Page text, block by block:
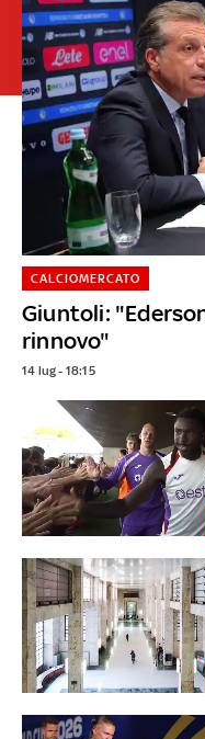
Giuntoli:
rinnovo"
CALCIOMERCATO
14 lug - 18:15